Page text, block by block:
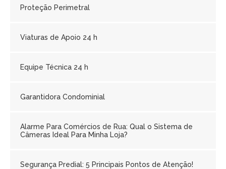
Proteção Perimetral
Viaturas de Apoio 24 h
Equipe Técnica 24 h
Garantidora Condominial
Alarme Para Comércios de Rua: Qual o Sistema de
Câmeras Ideal Para Minha Loja?
Segurança Predial: 5 Principais Pontos de Atenção!